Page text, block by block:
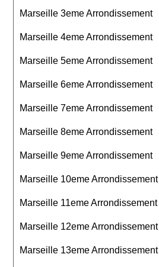
Marseille 3eme Arrondissement
Marseille 4eme Arrondissement
Marseille 5eme Arrondissement
Marseille 6eme Arrondissement
Marseille 7eme Arrondissement
Marseille 8eme Arrondissement
Marseille 9eme Arrondissement
Marseille 10eme Arrondissement
Marseille 11eme Arrondissement
Marseille 12eme Arrondissement
Marseille 13eme Arrondissement